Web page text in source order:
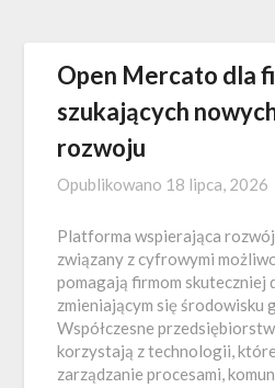
Open Mercato dla
szukających
rozwoju
Opublikowano 18 lipca, 2026
Platforma wspierająca
związany z cyfrowymi
pomagają firmom skuteczniej
zmieniającym się środowisku
Współczesne
korzystają z technologii,
zarządzanie procesami,